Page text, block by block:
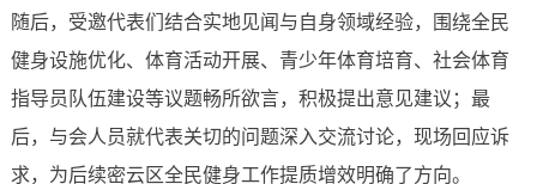
随后，受邀代表们结合实地见闻与自身领域经验，围绕全民
健身设施优化、体育活动开展、青少年体育培育、社会体育
指导员队伍建设等议题畅所欲言，积极提出意见建议；最
后，与会人员就代表关切的问题深入交流讨论，现场回应诉
求，为后续密云区全民健身工作提质增效明确了方向。